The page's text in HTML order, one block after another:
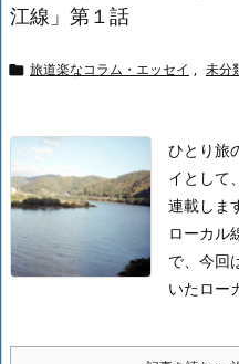
江線」第１話
 旅道楽なコラム・エッセイ , 未分
ひとり旅
イとして
連載しま
ローカル
で、今回
いたロー